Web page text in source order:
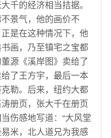
千的经济相当拮据。
景气，他的画价不
是在这种情况下，他
画，乃至镇宅之宝都
源《溪岸图》卖给了
了王方宇，最后一本
勒。后来，纽约大都
册页，张大千在册页
伤感地写道：“大风堂
米，北人道兄为我感